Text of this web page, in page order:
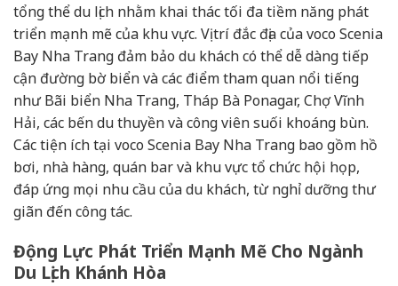
tổng thể du lịch nhằm khai thác tối đa tiềm năng phát
triển mạnh mẽ của khu vực. Vị trí đắc địa của voco Scenia
Bay Nha Trang đảm bảo du khách có thể dễ dàng tiếp
cận đường bờ biển và các điểm tham quan nổi tiếng
như Bãi biển Nha Trang, Tháp Bà Ponagar, Chợ Vĩnh
Hải, các bến du thuyền và công viên suối khoáng bùn.
Các tiện ích tại voco Scenia Bay Nha Trang bao gồm hồ
bơi, nhà hàng, quán bar và khu vực tổ chức hội họp,
đáp ứng mọi nhu cầu của du khách, từ nghỉ dưỡng thư
giãn đến công tác.
Động Lực Phát Triển Mạnh Mẽ Cho Ngành
Du Lịch Khánh Hòa